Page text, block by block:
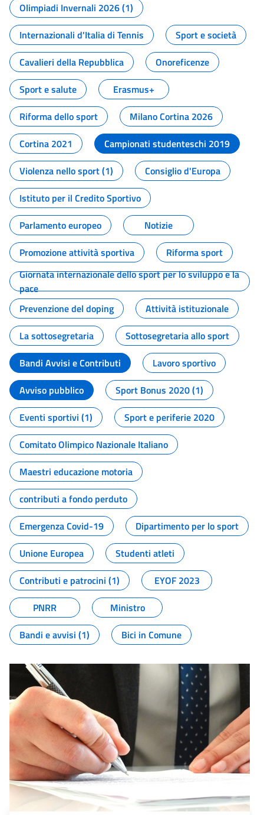
Olimpiadi Invernali 2026 (1)
Internazionali d'Italia di Tennis
Sport e società
Cavalieri della Repubblica
Onoreficenze
Sport e salute
Erasmus+
Riforma dello sport
Milano Cortina 2026
Cortina 2021
Campionati studenteschi 2019
Violenza nello sport (1)
Consiglio d'Europa
Istituto per il Credito Sportivo
Parlamento europeo
Notizie
Promozione attività sportiva
Riforma sport
Giornata internazionale dello sport per lo sviluppo e la
pace
Prevenzione del doping
Attività istituzionale
La sottosegretaria
Sottosegretaria allo sport
Bandi Avvisi e Contributi
Lavoro sportivo
Avviso pubblico
Sport Bonus 2020 (1)
Eventi sportivi (1)
Sport e periferie 2020
Comitato Olimpico Nazionale Italiano
Maestri educazione motoria
contributi a fondo perduto
Emergenza Covid-19
Dipartimento per lo sport
Unione Europea
Studenti atleti
Contributi e patrocini (1)
EYOF 2023
PNRR
Ministro
Bandi e avvisi (1)
Bici in Comune